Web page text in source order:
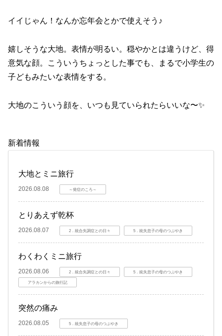
イイじゃん！なんか忘年会とかで使えそう♪
嬉しそうな大地。表情が明るい。穏やかとは違うけど、得
意気な顔。こういうちょっとした事でも、まるで小学生の
子どもみたいな表情をする。
大地のこういう顔を、いつも見ていられたらいいな〜✨
新着情報
大地とミニ旅行
2026.08.08 ～発症のころ～
とりあえず乾杯
2026.08.07 2．統合失調症との日々 5．統失息子の母のつぶやき
わくわくミニ旅行
2026.08.06 2．統合失調症との日々 5．統失息子の母のつぶやき
アラカンからの旅行記
突然の痛み
2026.08.05 5．統失息子の母のつぶやき